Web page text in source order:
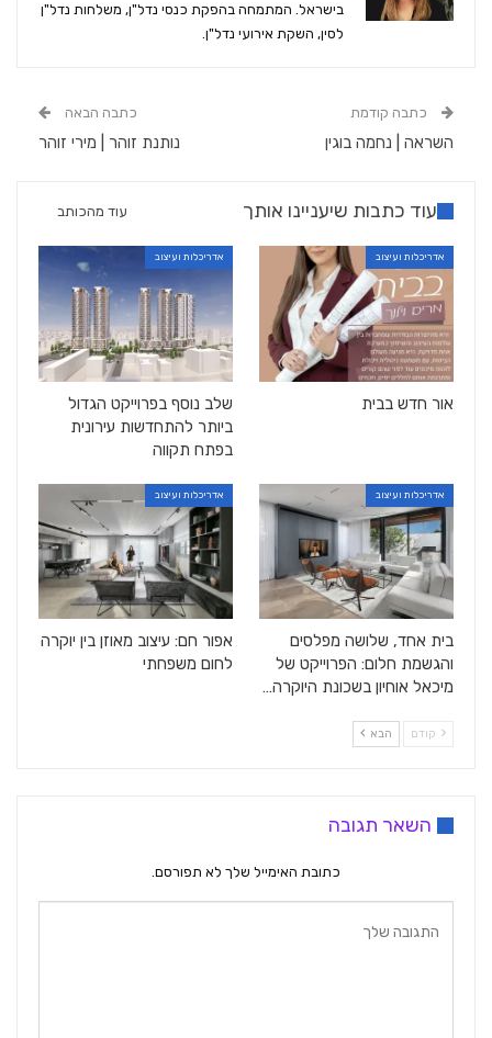
בישראל. המתמחה בהפקת כנסי נדל"ן, משלחות נדל"ן
לסין, השקת אירועי נדל"ן.
כתבה קודמת
השראה | נחמה בוגין
כתבה הבאה
נותנת זוהר | מירי זוהר
עוד כתבות שיעניינו אותך עוד מהכותב
אדריכלות ועיצוב
אור חדש בבית
אדריכלות ועיצוב
שלב נוסף בפרוייקט הגדול
ביותר להתחדשות עירונית
בפתח תקווה
אדריכלות ועיצוב
בית אחד, שלושה מפלסים
והגשמת חלום: הפרוייקט של
מיכאל אוחיון בשכונת היוקרה…
אדריכלות ועיצוב
אפור חם: עיצוב מאוזן בין יוקרה
לחום משפחתי
קודם הבא
השאר תגובה
כתובת האימייל שלך לא תפורסם.